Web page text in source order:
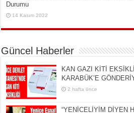
Durumu
14 Kasım 2022
Güncel Haberler
KAN GAZI KİTİ
KARABÜK’E
2 hafta önce
“YENİCELİYİM DİYEN